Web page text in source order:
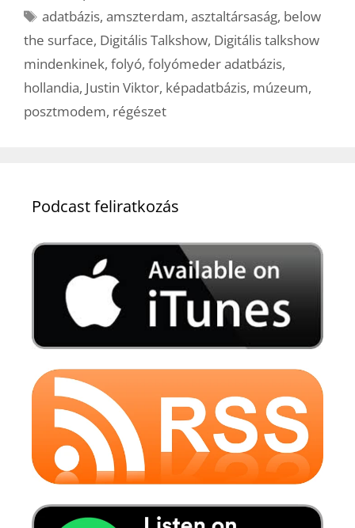
Címkék
adatbázis,amszterdam,asztaltársaság, below
the surface, Digitális Talkshow, Digitális talkshow
mindenkinek, folyó, folyómeder adatbázis,
hollandia, Justin Viktor, képadatbázis, múzeum,
posztmodem, régészet
Podcast feliratkozás